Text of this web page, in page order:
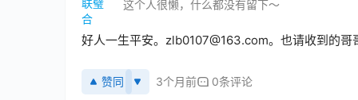
这个人很懒，什么都没有留下～
好人一生平安。zlb0107@163.com。也请收到的哥
赞同 3个月前 0条评论